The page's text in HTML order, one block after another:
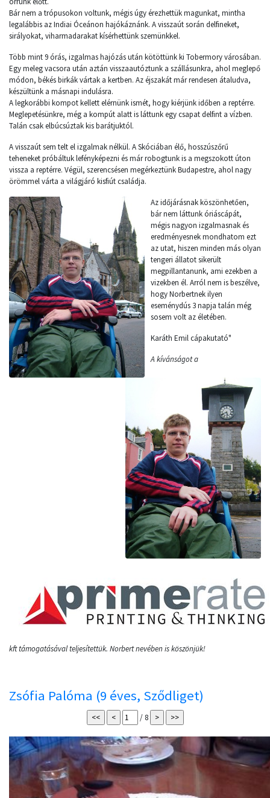
Bár nem a trópusokon voltunk, mégis úgy érezhettük magunkat, mintha
legalábbis az Indiai Óceánon hajókáznánk. A visszaút során delfineket,
sirályokat, viharmadarakat kísérhettünk szemünkkel.
Több mint 9 órás, izgalmas hajózás után kötöttünk ki Tobermory városában.
Egy meleg vacsora után aztán visszaautóztunk a szállásunkra, ahol meglepő
módon, békés birkák vártak a kertben. Az éjszakát már rendesen átaludva,
készültünk a másnapi indulásra.
A legkorábbi kompot kellett elérnünk ismét, hogy kiérjünk időben a reptérre.
Meglepetésünkre, még a kompút alatt is láttunk egy csapat delfint a vízben.
Talán csak elbúcsúztak kis barátjuktól.
A visszaút sem telt el izgalmak nélkül. A Skóciában élő, hosszúszőrű
teheneket próbáltuk lefényképezni és már robogtunk is a megszokott úton
vissza a reptérre. Végül, szerencsésen megérkeztünk Budapestre, ahol nagy
örömmel várta a világjáró kisfiút családja.
Az időjárásnak köszönhetően,
bár nem láttunk óriáscápát,
mégis nagyon izgalmasnak és
eredményesnek mondhatom ezt
az utat, hiszen minden más olyan
tengeri állatot sikerült
megpillantanunk, ami ezekben a
vizekben él. Arról nem is beszélve,
hogy Norbertnek ilyen
eseménydús 3 napja talán még
sosem volt az életében.
Karáth Emil cápakutató"
A kívánságot a
kft támogatásával teljesítettük. Norbert nevében is köszönjük!
Zsófia Palóma (9 éves, Sződliget)
/ 8